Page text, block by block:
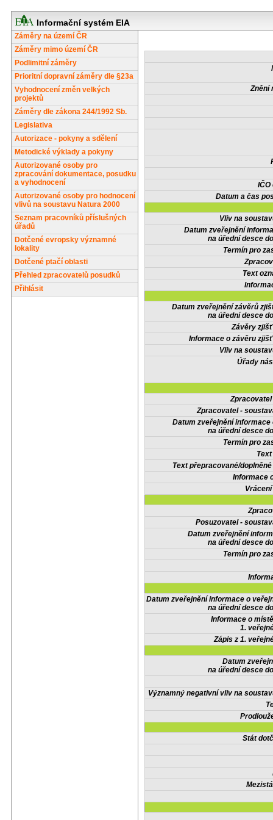
Informační systém EIA
Záměry na území ČR
Záměry mimo území ČR
Podlimitní záměry
Prioritní dopravní záměry dle §23a
Vyhodnocení změn velkých
projektů
Záměry dle zákona 244/1992 Sb.
Legislativa
Autorizace - pokyny a sdělení
Metodické výklady a pokyny
Autorizované osoby pro
zpracování dokumentace, posudku
a vyhodnocení
Autorizované osoby pro hodnocení
vlivů na soustavu Natura 2000
Seznam pracovníků příslušných
úřadů
Dotčené evropsky významné
lokality
Dotčené ptačí oblasti
Přehled zpracovatelů posudků
Přihlásit
Znění
IČO
Datum a čas
Vliv na
Datum zveřejnění
na úřední desce
Termín pro
Text
Datum zveřejnění závěrů
na úřední desce
Závěry
Informace o závěru
Vliv na
Úřady
Zpracovatel -
Datum zveřejnění informace
na úřední desce
Termín pro
Text přepracované/
Informace
Posuzovatel -
Datum zveřejnění
na úřední desce
Termín pro
Datum zveřejnění informace o
na úřední desce
Informace o
1.
Zápis z 1.
Datum
na úřední desce
Významný negativní vliv na
Stát